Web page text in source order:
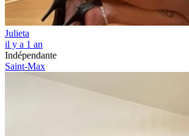
Julieta
il y a 1 an
Indépendante
Saint-Max